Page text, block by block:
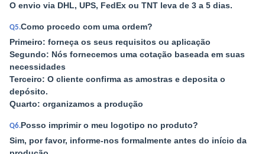
O envio via DHL, UPS, FedEx ou TNT leva de 3 a 5 dias.
Q5.Como procedo com uma ordem?
Primeiro: forneça os seus requisitos ou aplicação
Segundo: Nós fornecemos uma cotação baseada em suas
necessidades
Terceiro: O cliente confirma as amostras e deposita o
depósito.
Quarto: organizamos a produção
Q6.Posso imprimir o meu logotipo no produto?
Sim, por favor, informe-nos formalmente antes do início da